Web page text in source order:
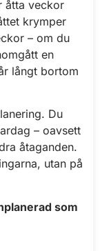
åtta veckor
krymper
– om du
en
långt bortom
Du
– oavsett
åtaganden.
utan på
som